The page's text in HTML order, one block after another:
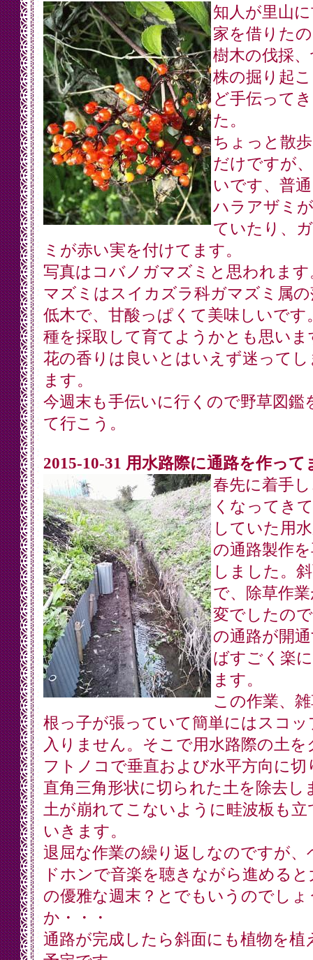
知人が里山
家を借りた
樹木の伐採
株の掘り起
ど手伝って
た。
ちょっと散
だけですが
いです、普
ハラアザミ
ていたり、
ミが赤い実を付けてます。
写真はコバノガマズミと思われます
マズミはスイカズラ科ガマズミ属の
低木で、甘酸っぱくて美味しいです
種を採取して育てようかとも思いま
花の香りは良いとはいえず迷ってし
ます。
今週末も手伝いに行くので野草図鑑
て行こう。
2015-10-31 用水路際に通路を作って
春先に着手
くなってき
していた用
の通路製作
しました。
で、除草作
変でしたの
の通路が開
ばすごく楽
ます。
この作業、
根っ子が張っていて簡単にはスコッ
入りません。そこで用水路際の土を
フトノコで垂直および水平方向に切
直角三角形状に切られた土を除去し
土が崩れてこないように畦波板も立
いきます。
退屈な作業の繰り返しなのですが、
ドホンで音楽を聴きながら進めると
の優雅な週末？とでもいうのでしょ
か・・・
通路が完成したら斜面にも植物を植